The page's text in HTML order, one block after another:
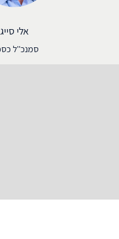
אלי סייג
סמנכ"ל